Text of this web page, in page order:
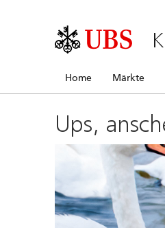
Home Märkte
Ups,